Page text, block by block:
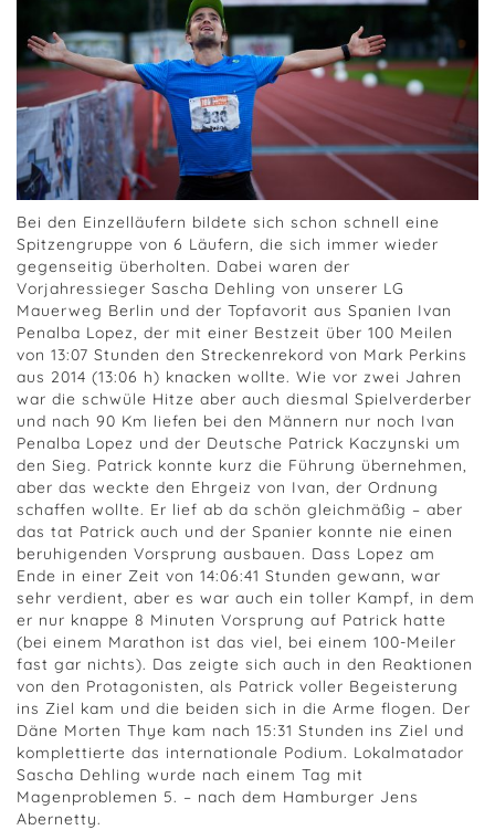
Bei den Einzelläufern bildete sich schon schnell eine
Spitzengruppe von 6 Läufern, die sich immer wieder
gegenseitig überholten. Dabei waren der
Vorjahressieger Sascha Dehling von unserer LG
Mauerweg Berlin und der Topfavorit aus Spanien Ivan
Penalba Lopez, der mit einer Bestzeit über 100 Meilen
von 13:07 Stunden den Streckenrekord von Mark Perkins
aus 2014 (13:06 h) knacken wollte. Wie vor zwei Jahren
war die schwüle Hitze aber auch diesmal Spielverderber
und nach 90 Km liefen bei den Männern nur noch Ivan
Penalba Lopez und der Deutsche Patrick Kaczynski um
den Sieg. Patrick konnte kurz die Führung übernehmen,
aber das weckte den Ehrgeiz von Ivan, der Ordnung
schaffen wollte. Er lief ab da schön gleichmäßig – aber
das tat Patrick auch und der Spanier konnte nie einen
beruhigenden Vorsprung ausbauen. Dass Lopez am
Ende in einer Zeit von 14:06:41 Stunden gewann, war
sehr verdient, aber es war auch ein toller Kampf, in dem
er nur knappe 8 Minuten Vorsprung auf Patrick hatte
(bei einem Marathon ist das viel, bei einem 100-Meiler
fast gar nichts). Das zeigte sich auch in den Reaktionen
von den Protagonisten, als Patrick voller Begeisterung
ins Ziel kam und die beiden sich in die Arme flogen. Der
Däne Morten Thye kam nach 15:31 Stunden ins Ziel und
komplettierte das internationale Podium. Lokalmatador
Sascha Dehling wurde nach einem Tag mit
Magenproblemen 5. – nach dem Hamburger Jens
Abernetty.